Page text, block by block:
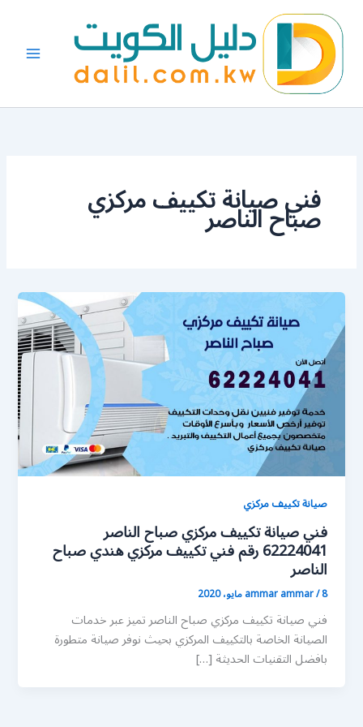
المحتوى
فني صيانة تكييف مركزي
صباح الناصر
صيانة تكييف مركزي
فني صيانة تكييف مركزي صباح الناصر
62224041 رقم فني تكييف مركزي هندي صباح
الناصر
ammar ammar/8 مايو، 2020
فني صيانة تكييف مركزي صباح الناصر تميز عبر خدمات
الصيانة الخاصة بالتكييف المركزي بحيث نوفر صيانة متطورة
بافضل التقنيات الحديثة […]